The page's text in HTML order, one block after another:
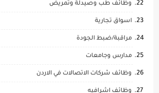
وظائف طب وصيدلة وتمريض
اسواق تجارية
مراقبة/ضبط الجودة
مدارس وجامعات
وظائف شركات الاتصالات في الاردن
وظائف اشرافيه